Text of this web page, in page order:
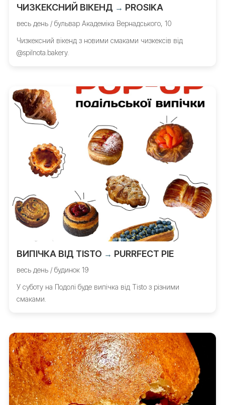
ЧИЗКЕКСНИЙ ВІКЕНД → PROSIKA
весь день / бульвар Академіка Вернадського, 10
Чизкексний вікенд з новими смаками чизкексів від
@spilnota.bakery.
ВИПІЧКА ВІД TISTO → PURRFECT PIE
весь день / будинок 19
У суботу на Подолі буде випічка від Tisto з різними
смаками.